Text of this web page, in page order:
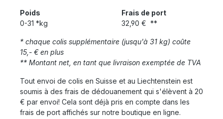
Poids
Frais de port
0-31 *kg
32,90 € **
* chaque colis supplémentaire (jusqu'à 31 kg) coûte
15,- € en plus
** Montant net, en tant que livraison exemptée de TVA
Tout envoi de colis en Suisse et au Liechtenstein est
soumis à des frais de dédouanement qui s'élèvent à 20
€ par envoi! Cela sont déjà pris en compte dans les
frais de port affichés sur notre boutique en ligne.